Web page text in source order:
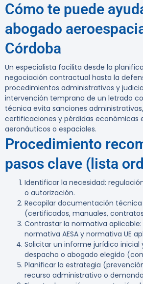
Cómo te puede
abogado
Córdoba
Un especialista facilita desde la
negociación contractual hasta la
procedimientos administrativos y
intervención temprana de un letrado
técnica evita sanciones
certificaciones y pérdidas económicas
aeronáuticos o espaciales.
Procedimiento
pasos clave (lista
Identificar la necesidad:
o autorización.
Recopilar documentación
(certificados, manuales,
Contrastar la normativa
normativa AESA y normativa UE
Solicitar un informe jurídico inicial
despacho o abogado elegido
Planificar la estrategia
recurso administrativo o